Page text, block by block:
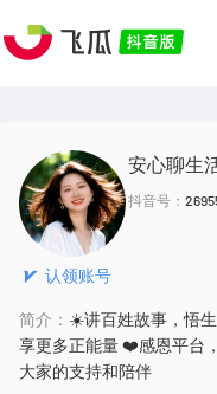
认领账号
安心聊生
抖音号：
简介： ☀️讲百姓故事，悟
享更多正能量 ❤️感恩平台
大家的支持和陪伴